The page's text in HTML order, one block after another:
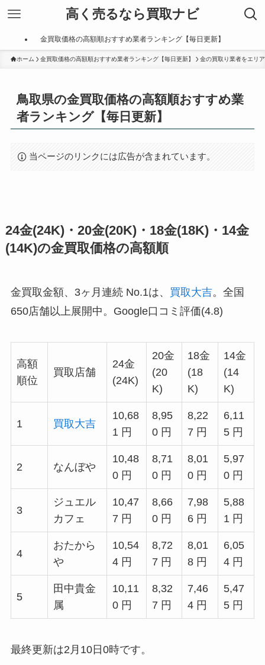
高く売るなら買取ナビ
金買取価格の高額順おすすめ業者ランキング【毎日更新】
ホーム 金買取価格の高額順おすすめ業者ランキング【毎日更新】 金の買取り業者をエリ
鳥取県の金買取価格の高額順おすすめ業
者ランキング【毎日更新】
当ページのリンクには広告が含まれています。
24金(24K)・20金(20K)・18金(18K)・14金
(14K)の金買取価格の高額順
金買取金額、3ヶ月連続 No.1は、 買取大吉。全国
650店舗以上展開中。Google口コミ評価(4.8)
高額
順位
買取店舗
24金
(24K)
20金
(20
K)
18金
(18
K)
14金
(14
K)
1 買取大吉
10,68
1 円
8,95
0 円
8,22
7 円
6,11
5 円
2 なんぼや
10,48
0 円
8,71
0 円
8,01
0 円
5,97
0 円
3
ジュエル
カフェ
10,47
7 円
8,66
0 円
7,98
6 円
5,88
1 円
4
おたから
や
10,54
4 円
8,72
7 円
8,01
8 円
6,05
4 円
5
田中貴金
属
10,11
0 円
8,32
7 円
7,46
4 円
5,47
5 円
最終更新は2月10日0時です。